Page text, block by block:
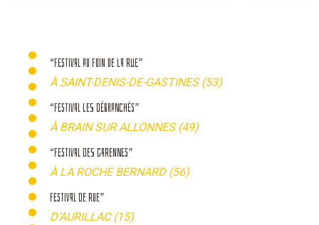
“FESTIVAL AU FOIN DE LA RUE”
À SAINT-DENIS-DE-GASTINES (53)
“FESTIVAL LES DÉBRANCHÉS”
À BRAIN SUR ALLONNES (49)
“FESTIVAL DES GARENNES”
À LA ROCHE BERNARD (56)
FESTIVAL DE RUE”
D’AURILLAC (15)